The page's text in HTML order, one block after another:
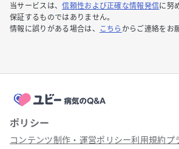
当サービスは、信頼性および正確な情報発信に努
保証するものではありません。
情報に誤りがある場合は、
こちら からご連絡をお
ポリシー
コンテンツ制作・運営ポリシー利用規約プ